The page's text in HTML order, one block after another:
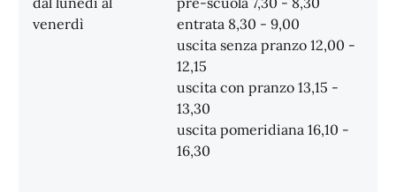
venerdì
entrata 8,30 - 9,00
uscita senza pranzo 12,00 -
12,15
uscita con pranzo 13,15 -
13,30
uscita pomeridiana 16,10 -
16,30